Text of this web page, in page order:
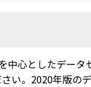
中心としたデータ
い。2020年版